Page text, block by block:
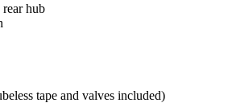
hub
tape and valves included)